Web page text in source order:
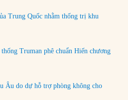
Trung Quốc nhằm thống trị khu
Truman phê chuẩn Hiến chương
Âu do dự hỗ trợ phòng không cho